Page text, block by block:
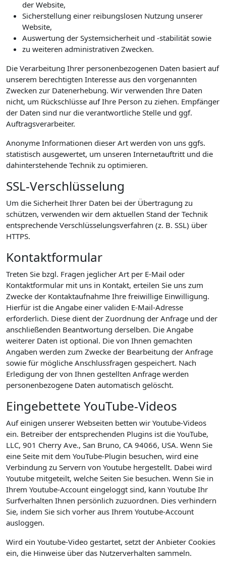
der Website,
Sicherstellung einer reibungslosen Nutzung unserer
Website,
Auswertung der Systemsicherheit und -stabilität sowie
zu weiteren administrativen Zwecken.
Die Verarbeitung Ihrer personenbezogenen Daten basiert auf
unserem berechtigten Interesse aus den vorgenannten
Zwecken zur Datenerhebung. Wir verwenden Ihre Daten
nicht, um Rückschlüsse auf Ihre Person zu ziehen. Empfänger
der Daten sind nur die verantwortliche Stelle und ggf.
Auftragsverarbeiter.
Anonyme Informationen dieser Art werden von uns ggfs.
statistisch ausgewertet, um unseren Internetauftritt und die
dahinterstehende Technik zu optimieren.
SSL-Verschlüsselung
Um die Sicherheit Ihrer Daten bei der Übertragung zu
schützen, verwenden wir dem aktuellen Stand der Technik
entsprechende Verschlüsselungsverfahren (z. B. SSL) über
HTTPS.
Kontaktformular
Treten Sie bzgl. Fragen jeglicher Art per E-Mail oder
Kontaktformular mit uns in Kontakt, erteilen Sie uns zum
Zwecke der Kontaktaufnahme Ihre freiwillige Einwilligung.
Hierfür ist die Angabe einer validen E-Mail-Adresse
erforderlich. Diese dient der Zuordnung der Anfrage und der
anschließenden Beantwortung derselben. Die Angabe
weiterer Daten ist optional. Die von Ihnen gemachten
Angaben werden zum Zwecke der Bearbeitung der Anfrage
sowie für mögliche Anschlussfragen gespeichert. Nach
Erledigung der von Ihnen gestellten Anfrage werden
personenbezogene Daten automatisch gelöscht.
Eingebettete YouTube-Videos
Auf einigen unserer Webseiten betten wir Youtube-Videos
ein. Betreiber der entsprechenden Plugins ist die YouTube,
LLC, 901 Cherry Ave., San Bruno, CA 94066, USA. Wenn Sie
eine Seite mit dem YouTube-Plugin besuchen, wird eine
Verbindung zu Servern von Youtube hergestellt. Dabei wird
Youtube mitgeteilt, welche Seiten Sie besuchen. Wenn Sie in
Ihrem Youtube-Account eingeloggt sind, kann Youtube Ihr
Surfverhalten Ihnen persönlich zuzuordnen. Dies verhindern
Sie, indem Sie sich vorher aus Ihrem Youtube-Account
ausloggen.
Wird ein Youtube-Video gestartet, setzt der Anbieter Cookies
ein, die Hinweise über das Nutzerverhalten sammeln.